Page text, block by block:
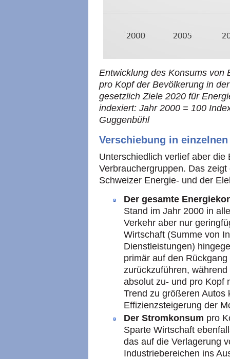
Entwicklung des Konsums von
pro Kopf der Bevölkerung in
gesetzlich Ziele 2020 für
indexiert: Jahr 2000 = 100
Guggenbühl
Verschiebung in
Unterschiedlich verlief aber
Verbrauchergruppen. Das
Schweizer Energie- und der
Der gesamte
Stand im Jahr 2000 in
Verkehr aber nur
Wirtschaft (Summe von
Dienstleistungen)
primär auf den
zurückzuführen,
absolut zu- und pro Kopf
Trend zu größeren Autos
Effizienzsteigerung der
Der Stromkonsum pro
Sparte Wirtschaft
das auf die Verlagerung
Industriebereichen ins